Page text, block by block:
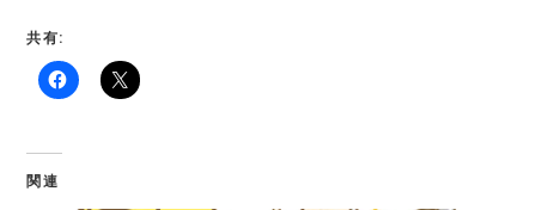
共有:
関連